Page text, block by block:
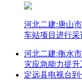
河北二建:唐山
车站项目进行采
河北二建:衡水
灾应急能力提
定远县电视台